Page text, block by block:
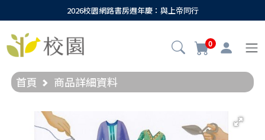
2026校園網路書房週年慶：與上帝同行
0
首頁 商品詳細資料